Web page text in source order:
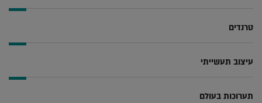
טרנדים
עיצוב תעשייתי
תערוכות בעולם